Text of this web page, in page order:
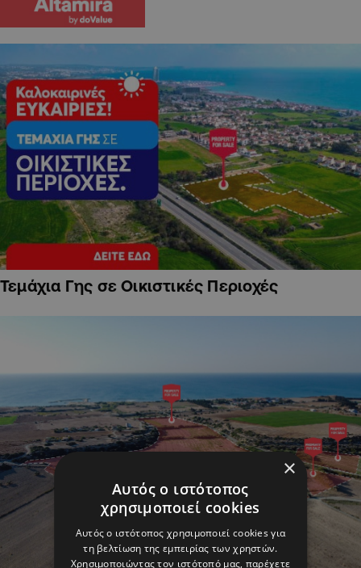
Τεμάχια Γης σε Οικιστικές Περιοχές
×
Αυτός ο ιστότοπος
χρησιμοποιεί cookies
Αυτός ο ιστότοπος χρησιμοποιεί cookies για
τη βελτίωση της εμπειρίας των χρηστών.
Χρησιμοποιώντας τον ιστότοπό μας, παρέχετε